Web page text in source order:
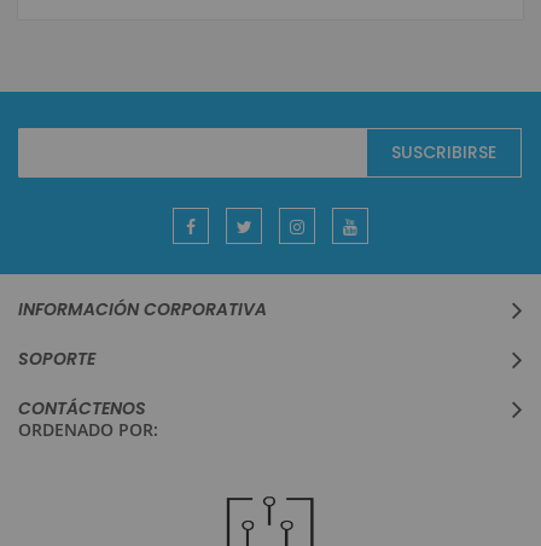
Suscríbase
boletín
SUSCRIBIRSE
INFORMACIÓN CORPORATIVA
SOPORTE
CONTÁCTENOS
ORDENADO POR: